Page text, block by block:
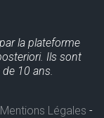
la plateforme
Ils sont
10 ans.
Mentions Légales -